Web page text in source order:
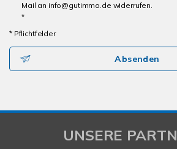
Mail an info@gutimmo.de widerrufen.
*
* Pflichtfelder
Absenden
UNSERE